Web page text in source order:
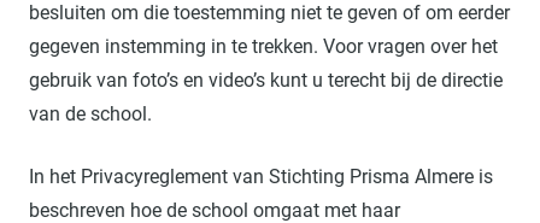
besluiten om die toestemming niet te geven of om eerder
gegeven instemming in te trekken. Voor vragen over het
gebruik van foto’s en video’s kunt u terecht bij de directie
van de school.
In het Privacyreglement van Stichting Prisma Almere is
beschreven hoe de school omgaat met haar